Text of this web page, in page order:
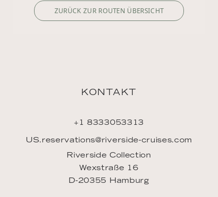
ZURÜCK ZUR ROUTEN ÜBERSICHT
KONTAKT
+1 8333053313
US.reservations@riverside-cruises.com
Riverside Collection
Wexstraße 16
D-20355 Hamburg